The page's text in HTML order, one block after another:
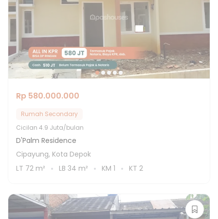
Rp 580.000.000
Rumah Secondary
Cicilan 4.9 Juta/bulan
D'Palm Residence
Cipayung, Kota Depok
LT 72 m² LB 34 m² KM 1 KT 2